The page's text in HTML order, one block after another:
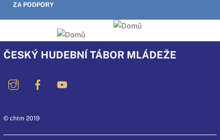
ZA PODPORY
ČESKÝ HUDEBNÍ TÁBOR MLÁDEŽE
© chtm 2019